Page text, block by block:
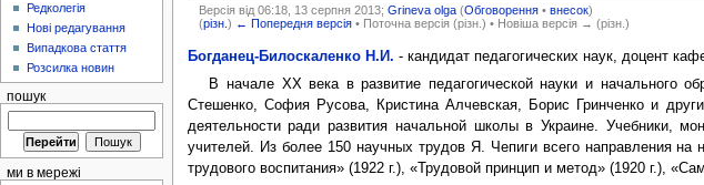
Версія від 06:18, 13 серпня 2013;Grineva olga (Обговорення •внесок)
(різн.) ← Попередня версія • Поточна версія (різн.) • Новіша версія → (різн.)
Богданец-Билоскаленко Н.И. - кандидат педагогических наук, доцент
В начале ХХ века в развитие педагогической науки и начального
Стешенко, София Русова, Кристина Алчевская, Борис Гринченко и
деятельности ради развития начальной школы в Украине. Учебники,
учителей. Из более 150 научных трудов Я. Чепиги всего направления
трудового воспитания» (1922 г.), «Трудовой принцип и метод» (1920 г.),
Редколегія
Нові редагування
Випадкова стаття
Розсилка новин
пошук
ми в мережі